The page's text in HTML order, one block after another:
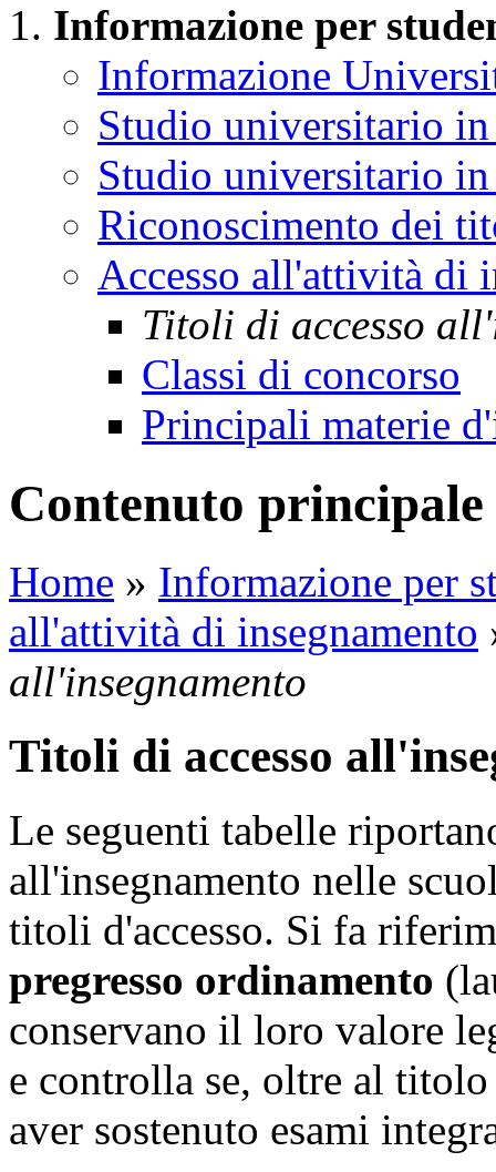
Informazione per
Informazione
Studio universitario
Studio universitario
Riconoscimento dei
Accesso all'attività di
Titoli di accesso
Classi di concorso
Principali materie
Contenuto principale
Home » Informazione per
all'attività di insegnamento
all'insegnamento
Titoli di accesso
Le seguenti tabelle
all'insegnamento nelle
titoli d'accesso. Si fa
pregresso ordinamento
conservano il loro valore
e controlla se, oltre al titolo
aver sostenuto esami